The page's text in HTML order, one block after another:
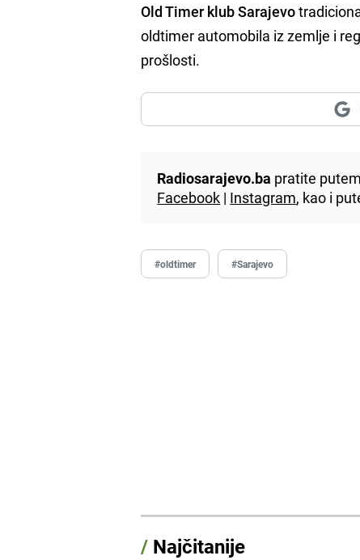
Old Timer klub Sarajevo
oldtimer automobila iz zemlje i
prošlosti.
Radiosarajevo.ba pratite
Facebook | Instagram, kao i
#oldtimer #Sarajevo
/ Najčitanije